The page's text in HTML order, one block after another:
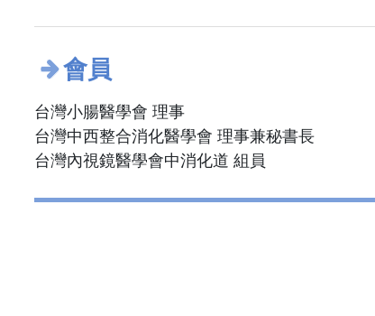
會員
台灣小腸醫學會 理事
台灣中西整合消化醫學會 理事兼秘書長
台灣內視鏡醫學會中消化道 組員